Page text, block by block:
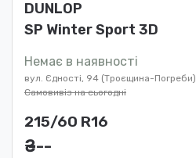
DUNLOP
SP Winter Sport 3D
Немає в наявності
вул. Єдності, 94 (Троєщина-Погреби)
Самовивіз на сьогодні
215/60 R16
₴ ---